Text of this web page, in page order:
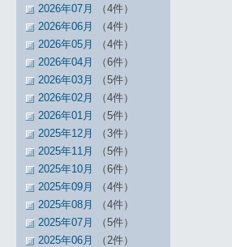
2026年07月
（4件）
2026年06月
（4件）
2026年05月
（4件）
2026年04月
（6件）
2026年03月
（5件）
2026年02月
（4件）
2026年01月
（5件）
2025年12月
（3件）
2025年11月
（5件）
2025年10月
（6件）
2025年09月
（4件）
2025年08月
（4件）
2025年07月
（5件）
2025年06月
（2件）